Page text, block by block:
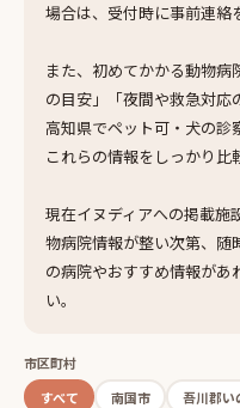
場合は、受付時に事前連絡
また、初めてかかる動物
の目安」「夜間や救急対応
高知県でペット可・犬の診
これらの情報をしっかり比
現在イヌディアへの掲載施
物病院情報が整い次第、随
の病院やおすすめ情報があ
い。
市区町村
すべて
南国市 吾川郡い